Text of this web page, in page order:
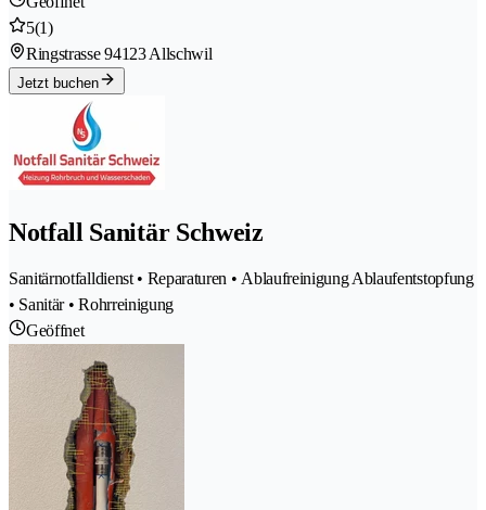
5(1)
Ringstrasse 94123 Allschwil
Jetzt buchen
Notfall Sanitär Schweiz
Sanitärnotfalldienst • Reparaturen • Ablaufreinigung Ablaufentstopfung
• Sanitär • Rohrreinigung
Geöffnet